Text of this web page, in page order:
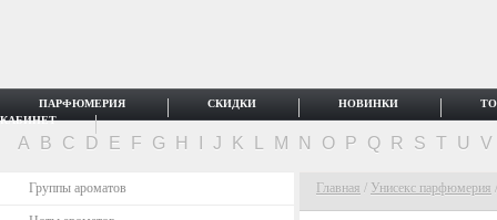
ПАРФЮМЕРИЯ СКИДКИ НОВИНКИ
КАБИНЕТ
A B C D E F G H J K M N O P Q R S T U V
Группы ароматов Главная / Унисекс парфюмерия